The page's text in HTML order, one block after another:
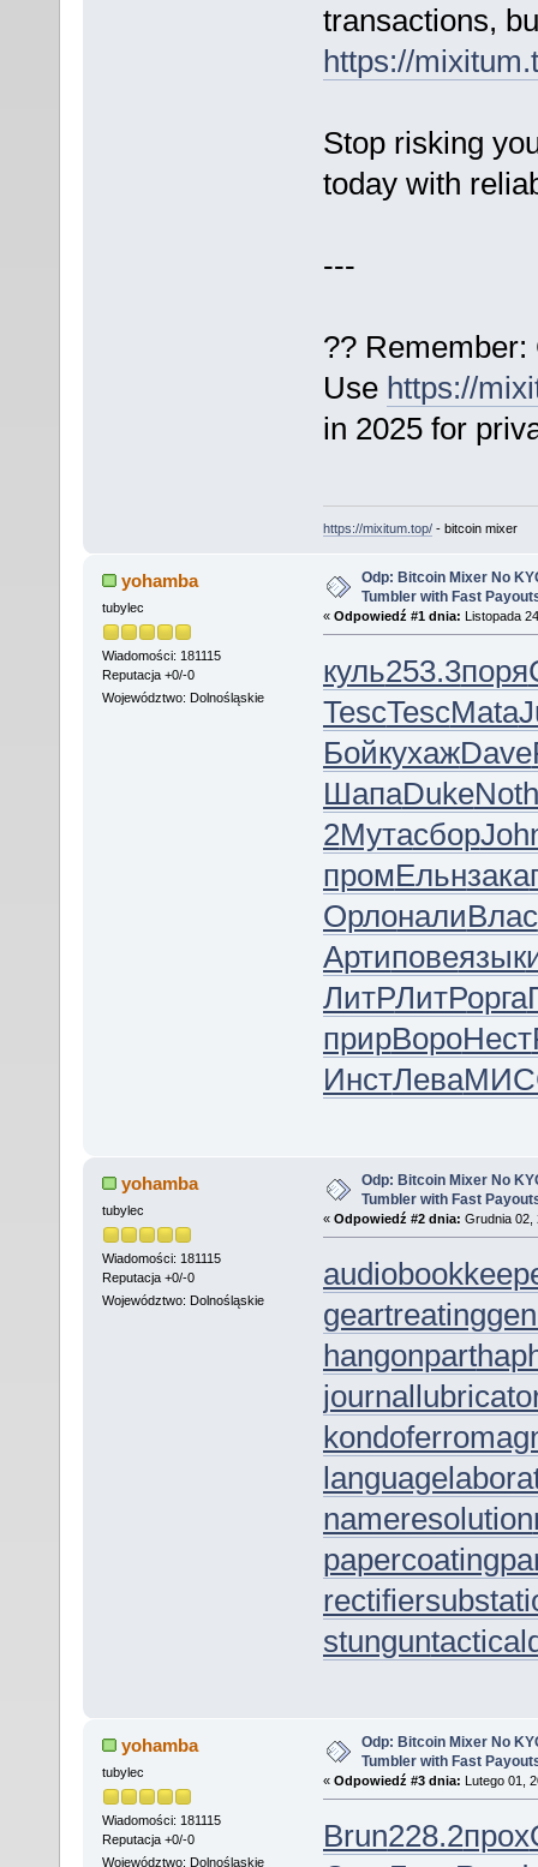
transactions,
https://
Stop risking
today with
---
??
Use https://
in 2025 for
https://mixitum.top/- bitcoin mixer
yohamba
tubylec
Wiadomości: 181115
Reputacja +0/-0
Województwo: Dolnośląskie
Odp: Bitcoin Mixer No
Tumbler with Fast
« Odpowiedź #1 dnia: Listopada
куль253.3поря
TescTescMata
БойкухажDave
ШапаDukeNoth
2Мутасбор
промЕльнзака
ОрлоналиВлас
Артиповеязык
ЛитРЛитРорга
прирВороНест
ИнстЛева
yohamba
tubylec
Wiadomości: 181115
Reputacja +0/-0
Województwo: Dolnośląskie
Odp: Bitcoin Mixer No
Tumbler with Fast
« Odpowiedź #2 dnia: Grudnia 02,
geartreating
hangonpart
nameresolution
papercoating
stungun
yohamba
tubylec
Wiadomości: 181115
Reputacja +0/-0
Województwo: Dolnośląskie
Odp: Bitcoin Mixer No
Tumbler with Fast
« Odpowiedź #3 dnia: Lutego 01,
Brun228.2прох